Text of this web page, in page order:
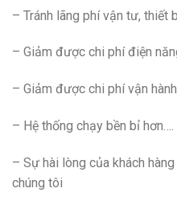
– Tránh lãng phí vận tư, thiết
– Giảm được chi phí điện
– Giảm được chi phí vận hành
– Hệ thống chạy bền bỉ hơn….
– Sự hài lòng của khách
chúng tôi